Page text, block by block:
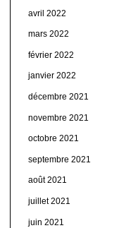
avril 2022
mars 2022
février 2022
janvier 2022
décembre 2021
novembre 2021
octobre 2021
septembre 2021
août 2021
juillet 2021
juin 2021